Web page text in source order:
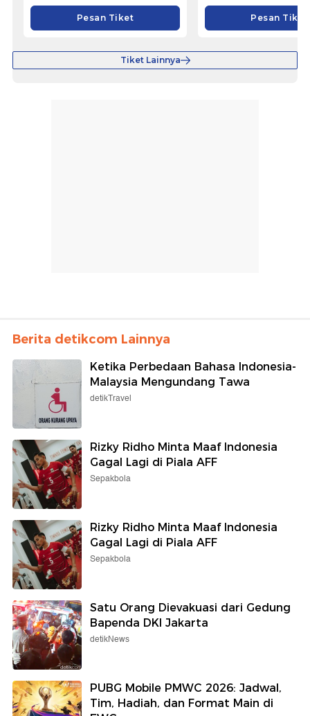
Pesan Tiket Pesan Tiket
Tiket Lainnya
Berita detikcom Lainnya
Ketika Perbedaan Bahasa Indonesia-
Malaysia Mengundang Tawa
detikTravel
Rizky Ridho Minta Maaf Indonesia
Gagal Lagi di Piala AFF
Sepakbola
Rizky Ridho Minta Maaf Indonesia
Gagal Lagi di Piala AFF
Sepakbola
Satu Orang Dievakuasi dari Gedung
Bapenda DKI Jakarta
detikNews
PUBG Mobile PMWC 2026: Jadwal,
Tim, Hadiah, dan Format Main di